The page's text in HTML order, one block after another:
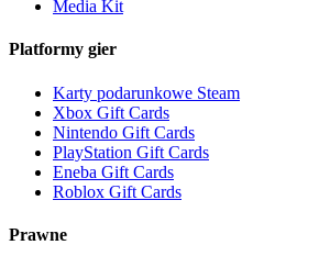
Media Kit
Platformy gier
Karty podarunkowe Steam
Xbox Gift Cards
Nintendo Gift Cards
PlayStation Gift Cards
Eneba Gift Cards
Roblox Gift Cards
Prawne